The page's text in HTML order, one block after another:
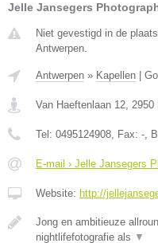
Jelle Jansegers
Niet gevestigd in de
Antwerpen.
Antwerpen » Kapellen
Van Haeftenlaan 12, 2950
Tel: 0495124908, Fax: -,
E-mail › Jelle Jansegers
Website: http://
Jong en ambitieuze
nightlifefotografie als ▼